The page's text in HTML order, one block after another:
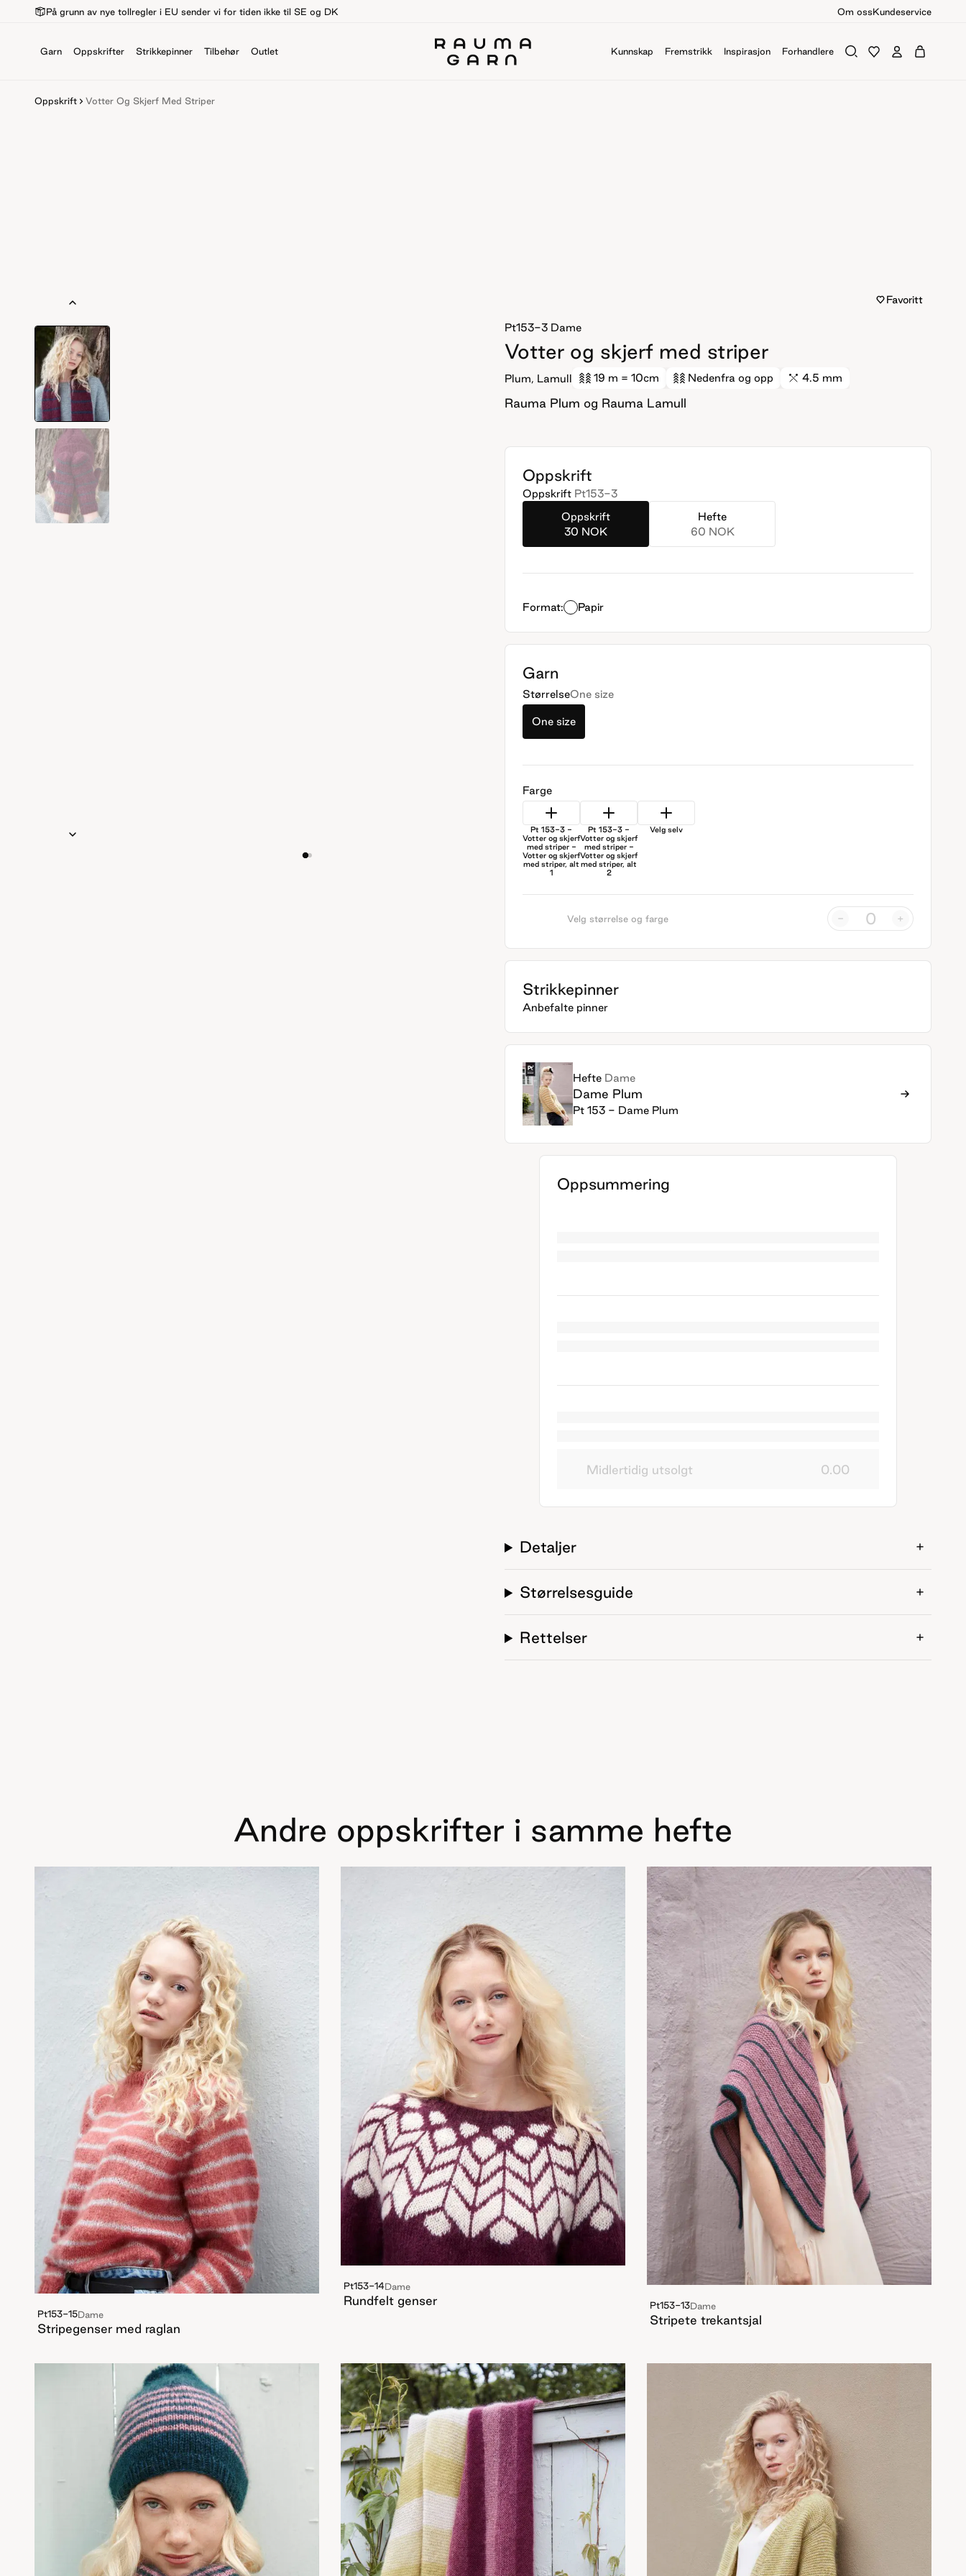
På grunn av nye tollregler i EU sender vi for tiden ikke til SE og DK Om ossKundeservice
Garn Oppskrifter Strikkepinner Tilbehør Outlet Kunnskap Fremstrikk Inspirasjon Forhandlere
Oppskrift Votter Og Skjerf Med Striper
Favoritt
Pt153-3 Dame
Votter og skjerf med striper
Plum, Lamull 19 m = 10cm Nedenfra og opp 4.5 mm
Rauma Plum og Rauma Lamull
Oppskrift
Oppskrift Pt153-3
Oppskrift
30 NOK
Hefte
60 NOK
Format: Papir
Garn
StørrelseOne size
One size
Farge
Pt 153-3 -
Votter og skjerf
med striper -
Votter og skjerf
med striper, alt
1
Pt 153-3 -
Votter og skjerf
med striper -
Votter og skjerf
med striper, alt
2
Velg selv
Velg størrelse og farge - +
Strikkepinner
Anbefalte pinner
Hefte Dame
Dame Plum
Pt 153 - Dame Plum
Oppsummering
Midlertidig utsolgt 0.00
Detaljer
Størrelsesguide
Rettelser
Andre oppskrifter i samme hefte
Pt153-15Dame
Stripegenser med raglan
Pt153-14Dame
Rundfelt genser Pt153-13Dame
Stripete trekantsjal